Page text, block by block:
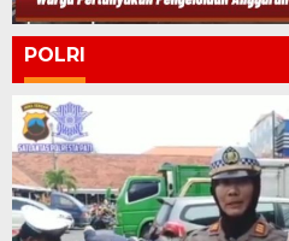
POLRI